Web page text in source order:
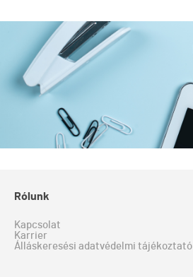
Rólunk
Kapcsolat
Karrier
Álláskeresési adatvédelmi tájékoztató